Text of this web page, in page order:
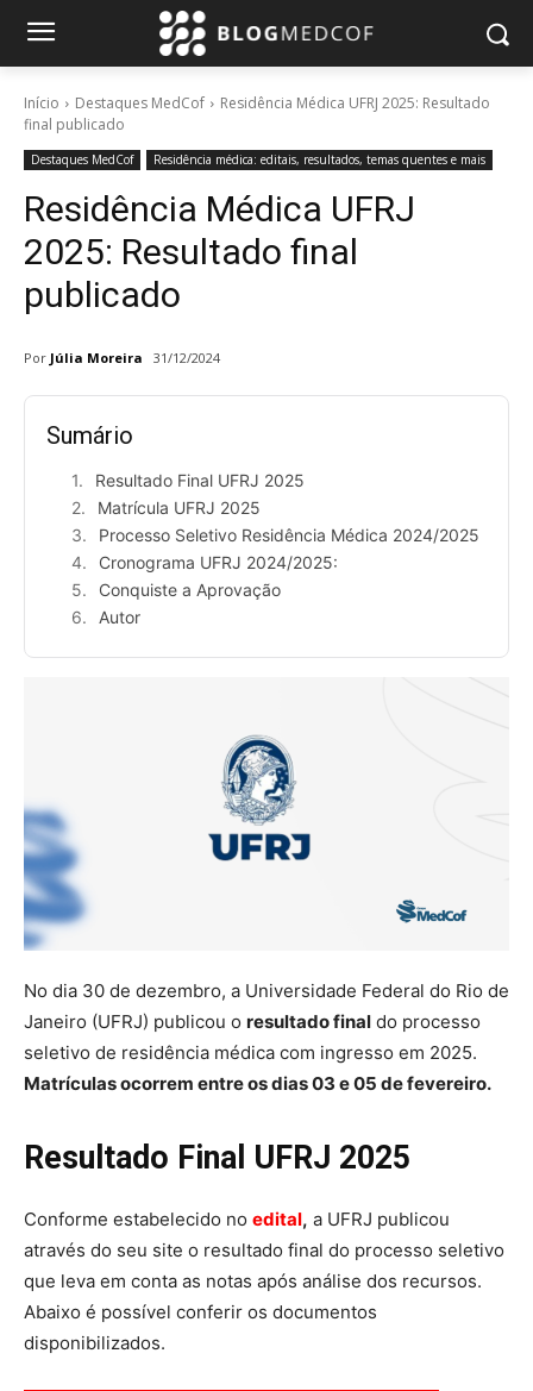
Início Destaques MedCof
Residência Médica UFRJ 2025: Resultado
final publicado
Destaques MedCof Residência médica: editais, resultados, temas quentes e mais
Residência Médica UFRJ
2025: Resultado final
publicado
Por Júlia Moreira 31/12/2024
Sumário
Resultado Final UFRJ 2025
Matrícula UFRJ 2025
Processo Seletivo Residência Médica 2024/2025
Cronograma UFRJ 2024/2025:
Conquiste a Aprovação
Autor
No dia 30 de dezembro, a Universidade Federal do Rio de
Janeiro (UFRJ) publicou o resultado final do processo
seletivo de residência médica com ingresso em 2025.
Matrículas ocorrem entre os dias 03 e 05 de fevereiro.
Resultado Final UFRJ 2025
Conforme estabelecido no edital, a UFRJ publicou
através do seu site o resultado final do processo seletivo
que leva em conta as notas após análise dos recursos.
Abaixo é possível conferir os documentos
disponibilizados.